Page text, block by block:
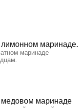
маринаде.
маринаде
маринаде